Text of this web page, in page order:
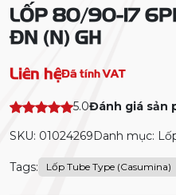
LỐP 80/90-17
ĐN (N) GH
Liên hệĐã tính VAT
5.0Đánh giá sản
SKU: 01024269Danh mục:
Tags: Lốp Tube Type (Casumina)